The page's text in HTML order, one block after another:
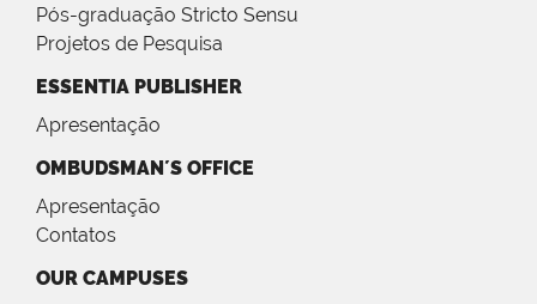
Pós-graduação Stricto Sensu
Projetos de Pesquisa
ESSENTIA PUBLISHER
Apresentação
OMBUDSMAN´S OFFICE
Apresentação
Contatos
OUR CAMPUSES